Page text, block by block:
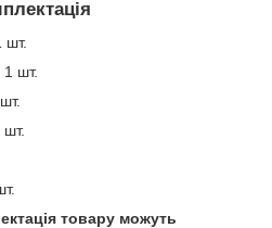
шт.
1 шт.
шт.
товару можуть